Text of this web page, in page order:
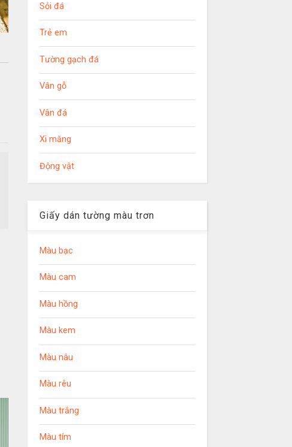
Sỏi đá
Trẻ em
Tường gạch đá
Vân gỗ
Vân đá
Xi măng
Động vật
Giấy dán tường màu trơn
Màu bạc
Màu cam
Màu hồng
Màu kem
Màu nâu
Màu rêu
Màu trắng
Màu tím